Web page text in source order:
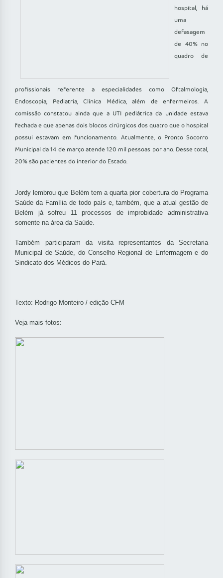
hospital, há
uma
defasagem
de 40% no
quadro de
profissionais referente a especialidades como Oftalmologia,
Endoscopia, Pediatria, Clínica Médica, além de enfermeiros. A
comissão constatou ainda que a UTI pediátrica da unidade estava
fechada e que apenas dois blocos cirúrgicos dos quatro que o hospital
possui estavam em funcionamento. Atualmente, o Pronto Socorro
Municipal da 14 de março atende 120 mil pessoas por ano. Desse total,
20% são pacientes do interior do Estado.
Jordy lembrou que Belém tem a quarta pior cobertura do Programa
Saúde da Família de todo país e, também, que a atual gestão de
Belém já sofreu 11 processos de improbidade administrativa
somente na área da Saúde.
Também participaram da visita representantes da Secretaria
Municipal de Saúde, do Conselho Regional de Enfermagem e do
Sindicato dos Médicos do Pará.
Texto: Rodrigo Monteiro / edição CFM
Veja mais fotos: